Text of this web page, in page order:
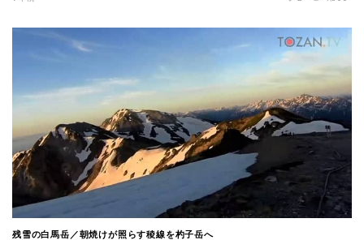
残雪の白馬岳／朝焼けが照らす稜線を杓子岳へ